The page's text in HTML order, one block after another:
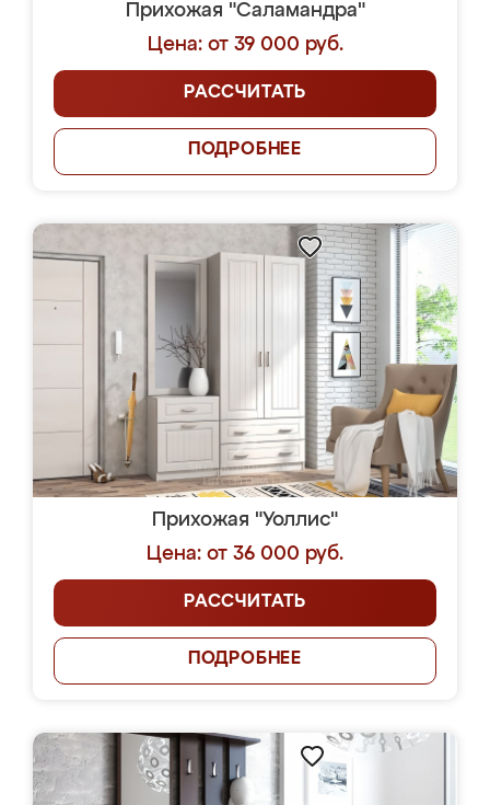
Прихожая "Саламандра"
Цена: от 39 000 руб.
РАССЧИТАТЬ
ПОДРОБНЕЕ
Прихожая "Уоллис"
Цена: от 36 000 руб.
РАССЧИТАТЬ
ПОДРОБНЕЕ